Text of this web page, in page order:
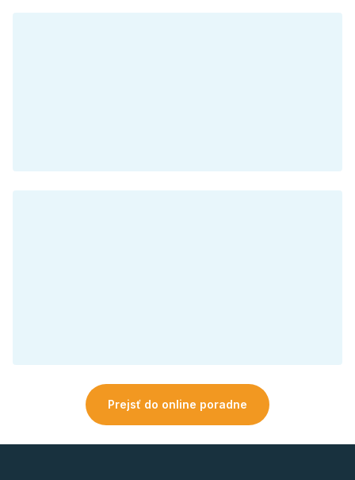
Prejsť do online poradne